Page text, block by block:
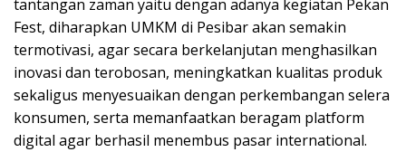
tantangan zaman yaitu dengan adanya kegiatan Pekan
Fest, diharapkan UMKM di Pesibar akan semakin
termotivasi, agar secara berkelanjutan menghasilkan
inovasi dan terobosan, meningkatkan kualitas produk
sekaligus menyesuaikan dengan perkembangan selera
konsumen, serta memanfaatkan beragam platform
digital agar berhasil menembus pasar international.